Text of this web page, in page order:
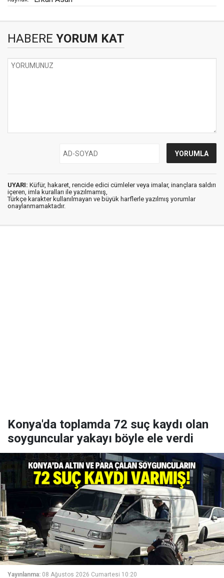
HABERE YORUM KAT
UYARI: Küfür, hakaret, rencide edici cümleler veya imalar, inançlara saldırı
içeren, imla kuralları ile yazılmamış,
Türkçe karakter kullanılmayan ve büyük harflerle yazılmış yorumlar
onaylanmamaktadır.
Konya'da toplamda 72 suç kaydı olan
soyguncular yakayı böyle ele verdi
Yayınlanma: 08 Ağustos 2026 Cumartesi 10:20